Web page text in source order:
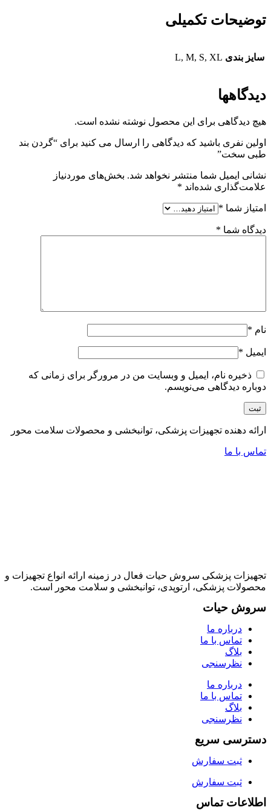
توضیحات تکمیلی
سایز بندی L, M, S, XL
دیدگاهها
هیچ دیدگاهی برای این محصول نوشته نشده است.
اولین نفری باشید که دیدگاهی را ارسال می کنید برای “گردن بند
طبی سخت”
نشانی ایمیل شما منتشر نخواهد شد. بخش‌های موردنیاز
علامت‌گذاری شده‌اند *
امتیاز شما *
دیدگاه شما *
نام *
ایمیل *
ذخیره نام، ایمیل و وبسایت من در مرورگر برای زمانی که
دوباره دیدگاهی می‌نویسم.
ارائه دهنده تجهیزات پزشکی، توانبخشی و محصولات سلامت محور
تماس با ما
تجهیزات پزشکی سروش حیات فعال در زمینه ارائه انواع تجهیزات و
محصولات پزشکی، ارتوپدی، توانبخشی و سلامت محور است.
سروش حیات
درباره ما
تماس با ما
بلاگ
نظرسنجی
درباره ما
تماس با ما
بلاگ
نظرسنجی
دسترسی سریع
ثبت سفارش
ثبت سفارش
اطلاعات تماس